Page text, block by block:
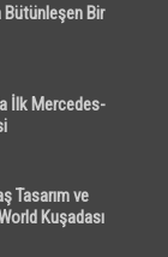
Bütünleşen Bir
İlk Mercedes-
Tasarım ve
Kuşadası